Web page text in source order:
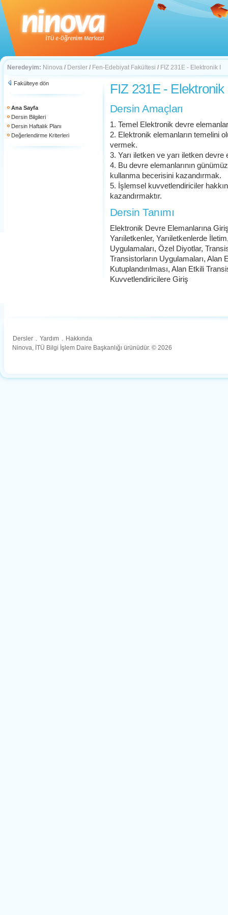
Neredeyim: Ninova / Dersler / Fen-Edebiyat Fakültesi / FIZ 231E - Elektronik I
Fakülteye dön
Ana Sayfa
Dersin Bilgileri
Dersin Haftalık Planı
Değerlendirme Kriterleri
FIZ 231E - Elektronik
Dersin Amaçları
1. Temel Elektronik devre
2. Elektronik elemanların temelini
vermek.
3. Yarı iletken ve yarı iletken
4. Bu devre elemanlarının
kullanma becerisini kazandırmak.
5. İşlemsel kuvvetlendiriciler
kazandırmaktır.
Dersin Tanımı
Elektronik Devre Elemanlarına
Yarıiletkenler, Yarıiletkenlerde
Uygulamaları, Özel Diyotlar,
Transistorların Uygulamaları, Alan
Kutuplandırılması, Alan Etkili
Kuvvetlendiricilere Giriş
Dersler . Yardım . Hakkında
Ninova, İTÜ Bilgi İşlem Daire Başkanlığı ürünüdür. © 2026